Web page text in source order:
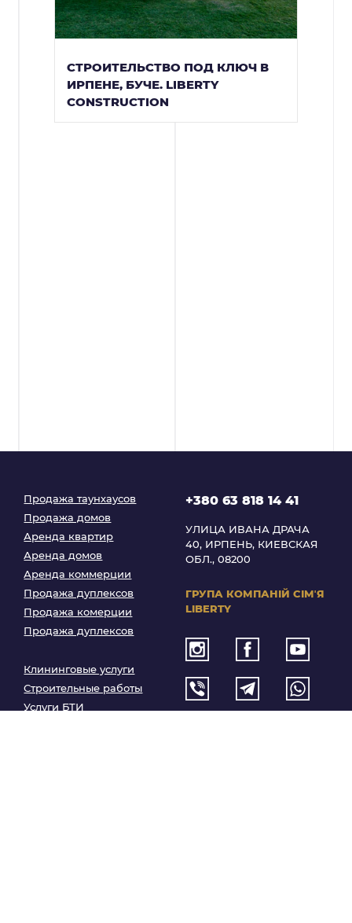
СТРОИТЕЛЬСТВО ПОД КЛЮЧ В
ИРПЕНЕ, БУЧЕ. LIBERTY
CONSTRUCTION
Продажа таунхаусов
Продажа домов
Аренда квартир
Аренда домов
Аренда коммерции
Продажа дуплексов
Продажа комерции
Продажа дуплексов
Клининговые услуги
Строительные работы
Услуги БТИ
+380 63 818 14 41
УЛИЦА ИВАНА ДРАЧА
40, ИРПЕНЬ, КИЕВСКАЯ
ОБЛ., 08200
ГРУПА КОМПАНІЙ СІМʼЯ
LIBERTY